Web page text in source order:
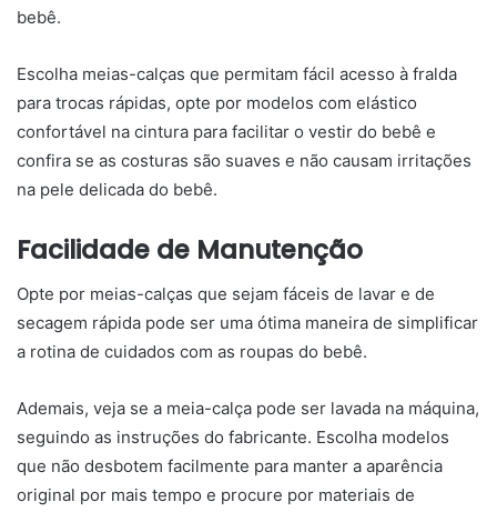
bebê.
Escolha meias-calças que permitam fácil acesso à fralda
para trocas rápidas, opte por modelos com elástico
confortável na cintura para facilitar o vestir do bebê e
confira se as costuras são suaves e não causam irritações
na pele delicada do bebê.
Facilidade de Manutenção
Opte por meias-calças que sejam fáceis de lavar e de
secagem rápida pode ser uma ótima maneira de simplificar
a rotina de cuidados com as roupas do bebê.
Ademais, veja se a meia-calça pode ser lavada na máquina,
seguindo as instruções do fabricante. Escolha modelos
que não desbotem facilmente para manter a aparência
original por mais tempo e procure por materiais de